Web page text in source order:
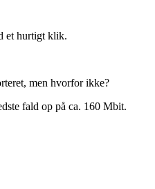
et hurtigt klik.
men hvorfor ikke?
fald op på ca. 160 Mbit.